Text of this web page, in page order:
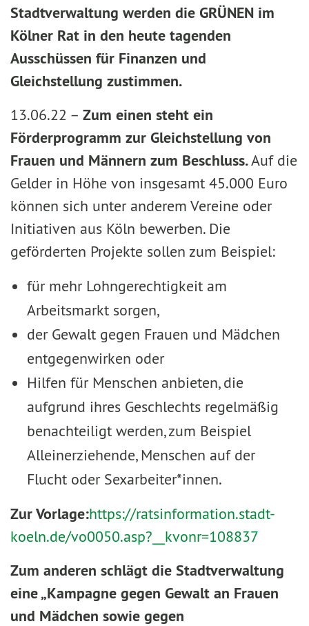
Stadtverwaltung werden die GRÜNEN im
Kölner Rat in den heute tagenden
Ausschüssen für Finanzen und
Gleichstellung zustimmen.
13.06.22 – Zum einen steht ein
Förderprogramm zur Gleichstellung von
Frauen und Männern zum Beschluss.Auf die
Gelder in Höhe von insgesamt 45.000 Euro
können sich unter anderem Vereine oder
Initiativen aus Köln bewerben. Die
geförderten Projekte sollen zum Beispiel:
für mehr Lohngerechtigkeit am
Arbeitsmarkt sorgen,
der Gewalt gegen Frauen und Mädchen
entgegenwirken oder
Hilfen für Menschen anbieten, die
aufgrund ihres Geschlechts regelmäßig
benachteiligt werden, zum Beispiel
Alleinerziehende, Menschen auf der
Flucht oder Sexarbeiter*innen.
Zur Vorlage:https://ratsinformation.stadt-
koeln.de/vo0050.asp?__kvonr=108837
Zum anderen schlägt die Stadtverwaltung
eine „Kampagne gegen Gewalt an Frauen
und Mädchen sowie gegen